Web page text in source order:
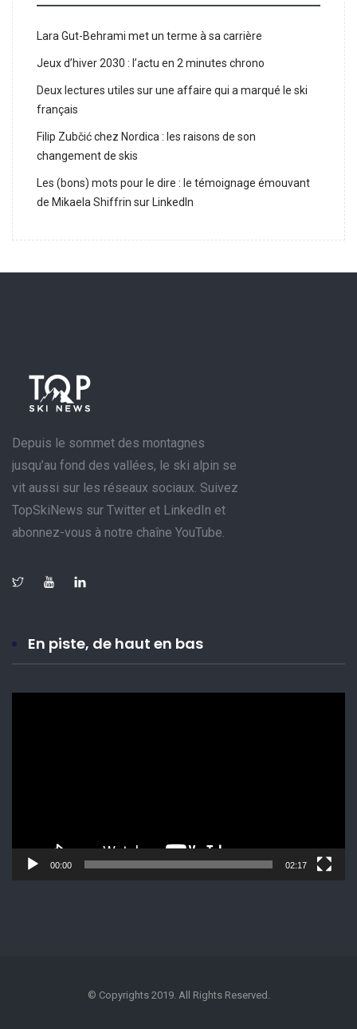
Lara Gut-Behrami met un terme à sa carrière
Jeux d’hiver 2030 : l’actu en 2 minutes chrono
Deux lectures utiles sur une affaire qui a marqué le ski
français
Filip Zubčić chez Nordica : les raisons de son
changement de skis
Les (bons) mots pour le dire : le témoignage émouvant
de Mikaela Shiffrin sur LinkedIn
Depuis le sommet des montagnes
jusqu’au fond des vallées, le ski alpin se
vit aussi sur les réseaux sociaux. Suivez
TopSkiNews sur Twitter et LinkedIn et
abonnez-vous à notre chaîne YouTube.
En piste, de haut en bas
00:00 02:17
© Copyrights 2019. All Rights Reserved.